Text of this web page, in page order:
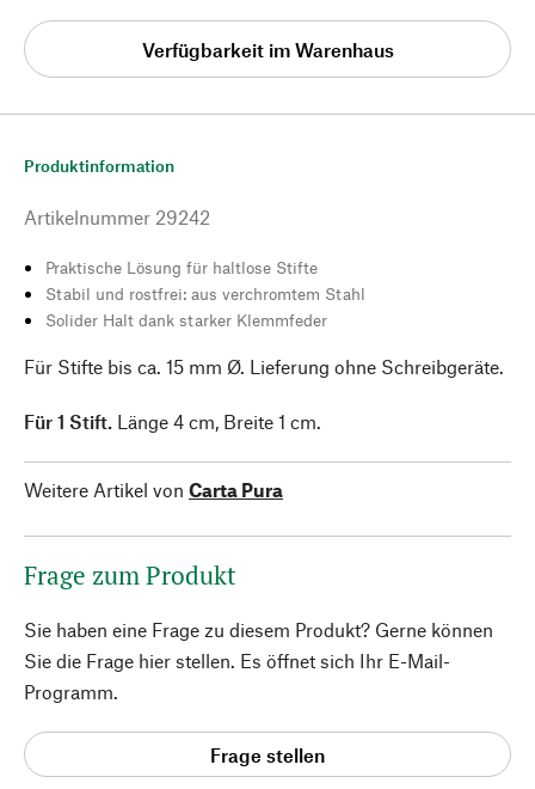
Verfügbarkeit im Warenhaus
Produktinformation
Artikelnummer 29242
Praktische Lösung für haltlose Stifte
Stabil und rostfrei: aus verchromtem Stahl
Solider Halt dank starker Klemmfeder
Für Stifte bis ca. 15 mm Ø. Lieferung ohne Schreibgeräte.
Für 1 Stift. Länge 4 cm, Breite 1 cm.
Weitere Artikel von Carta Pura
Frage zum Produkt
Sie haben eine Frage zu diesem Produkt? Gerne können
Sie die Frage hier stellen. Es öffnet sich Ihr E-Mail-
Programm.
Frage stellen